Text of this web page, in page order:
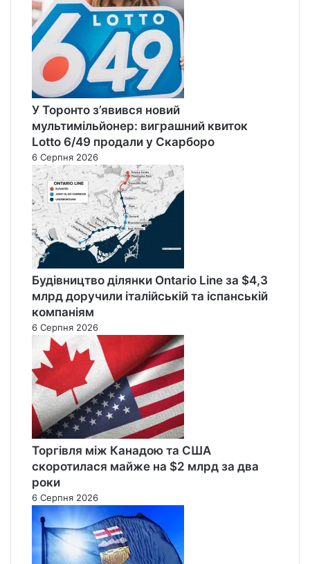
У Торонто з’явився новий
мультимільйонер: виграшний квиток
Lotto 6/49 продали у Скарборо
6 Серпня 2026
Будівництво ділянки Ontario Line за $4,3
млрд доручили італійській та іспанській
компаніям
6 Серпня 2026
Торгівля між Канадою та США
скоротилася майже на $2 млрд за два
роки
6 Серпня 2026